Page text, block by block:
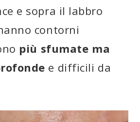
e sopra il labbro
contorni
più sfumate ma
e difficili da